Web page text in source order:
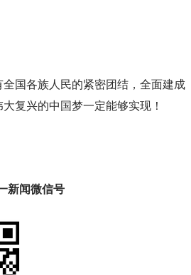
国各族人民的紧密团结，全面建成
复兴的中国梦一定能够实现！
新闻微信号